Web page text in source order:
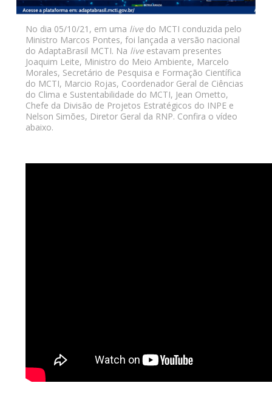
No dia 05/10/21, em uma live do MCTI conduzida pelo
Ministro Marcos Pontes, foi lançada a versão nacional
do AdaptaBrasil MCTI. Na live estavam presentes
Joaquim Leite, Ministro do Meio Ambiente, Marcelo
Morales, Secretário de Pesquisa e Formação Científica
do MCTI, Marcio Rojas, Coordenador Geral de Ciências
do Clima e Sustentabilidade do MCTI, Jean Ometto,
Chefe da Divisão de Projetos Estratégicos do INPE e
Nelson Simões, Diretor Geral da RNP. Confira o vídeo
abaixo.